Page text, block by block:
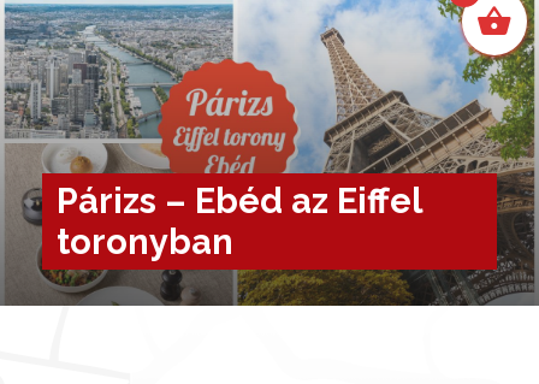
Párizs – Ebéd az Eiffel
toronyban